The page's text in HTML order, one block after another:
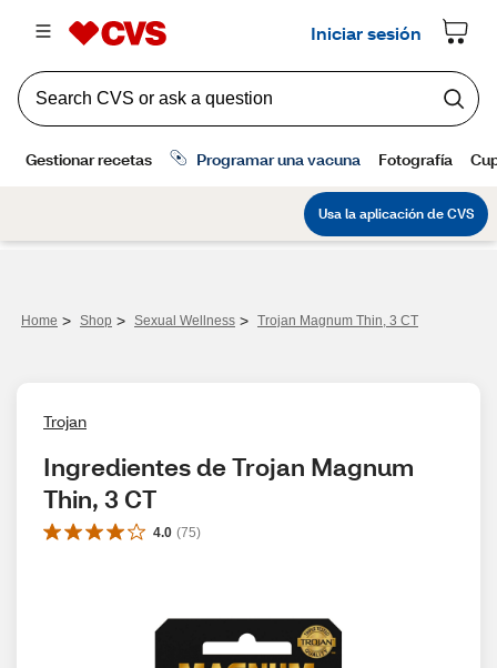
Home > Shop > Sexual Wellness > Trojan Magnum Thin, 3 CT
Trojan
Ingredientes de Trojan Magnum
Thin, 3 CT
4.0 (75)